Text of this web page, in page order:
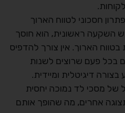
חסכוני לטווח הארוך
השקעה ראשונית, הוא חוסך
בטווח הארוך. אין צורך להדפיס
בכל פעם שרוצים לשנות
דיגיטלית ומיידית.
של מסכי לד נמוכה יחסית
אחרים, מה שהופך אותם